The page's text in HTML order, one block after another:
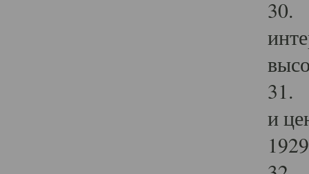
30.
31.
и